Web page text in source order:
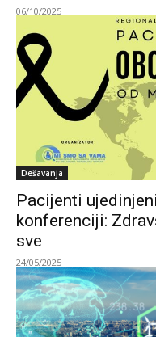
06/10/2025
Dešavanja
Pacijenti
konferenciji:
sve
24/05/2025